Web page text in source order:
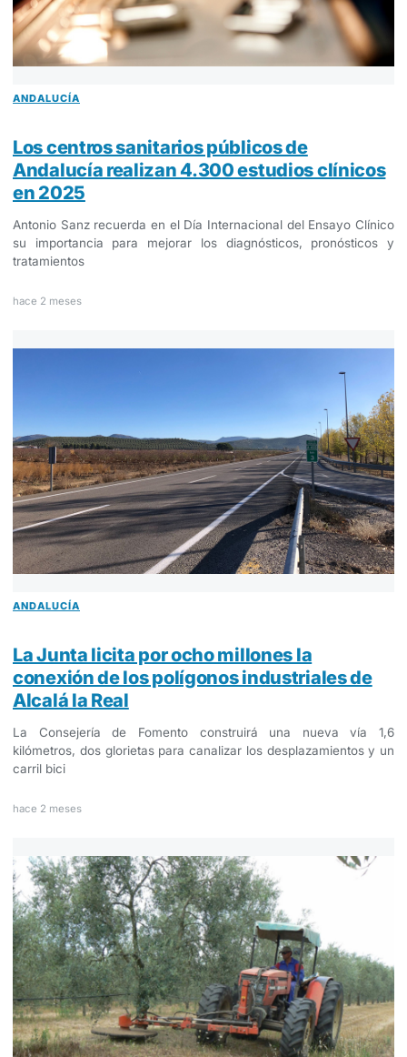
ANDALUCÍA
Los centros sanitarios públicos de
Andalucía realizan 4.300 estudios clínicos
en 2025
Antonio Sanz recuerda en el Día Internacional del Ensayo Clínico
su importancia para mejorar los diagnósticos, pronósticos y
tratamientos
hace 2 meses
ANDALUCÍA
La Junta licita por ocho millones la
conexión de los polígonos industriales de
Alcalá la Real
La Consejería de Fomento construirá una nueva vía 1,6
kilómetros, dos glorietas para canalizar los desplazamientos y un
carril bici
hace 2 meses